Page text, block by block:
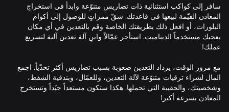
سافر إلى كواكب استثنائية ذات تضاريس متنوّعة وابدأ في استخراج
المعادن القيّمة لبيعها في قاعدتك. شقّ ممراتٍ للوصول إلى أكوام
البلورات، أو افعل ذلك بطريقتك الخاصة وقم بالتعدين في أي مكان
يعجبك مستخدماً الديناميت. استأجر عمّالاً وابنِ آلة تعدين آلية لتسريع
مع مرور الوقت، يزداد التعدين صعوبة بسبب تضاريس أكثر تحدّياً. اجمع
المال لشراء ترقيات متنوّعة لآلة التعدين، وللعمّال، وبندقية الشفط،
وشخصيتك، والحقيبة التي تحملها. هكذا ستكون مستعداً جيّداً وتستخرج